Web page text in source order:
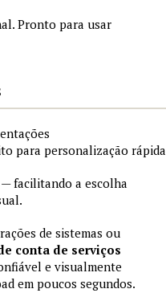
Pronto para usar
para personalização rápida
facilitando a escolha
de sistemas ou
conta de serviços
e visualmente
em poucos segundos.